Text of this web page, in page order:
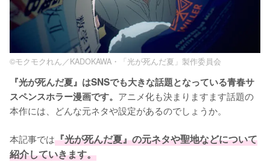
©モクモクれん／KADOKAWA・「光が死んだ夏」製作委員会
『光が死んだ夏』はSNSでも大きな話題となっている青春サ
スペンスホラー漫画です。 アニメ化も決まりますます話題の
本作には、どんな元ネタや設定があるのでしょうか。
本記事では『光が死んだ夏』の元ネタや聖地などについて
紹介していきます。